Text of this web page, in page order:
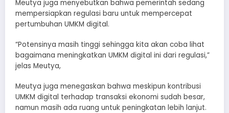
Meutya juga menyebutkan bahwa pemerintah sedang
mempersiapkan regulasi baru untuk mempercepat
pertumbuhan UMKM digital.
“Potensinya masih tinggi sehingga kita akan coba lihat
bagaimana meningkatkan UMKM digital ini dari regulasi,”
jelas Meutya,
Meutya juga menegaskan bahwa meskipun kontribusi
UMKM digital terhadap transaksi ekonomi sudah besar,
namun masih ada ruang untuk peningkatan lebih lanjut.